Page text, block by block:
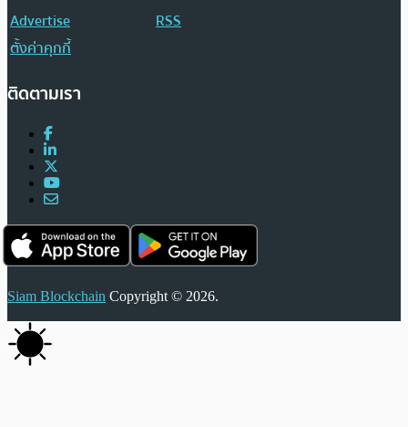
Advertise
RSS
ตั้งค่าคุกกี้
ติดตามเรา
Siam Blockchain Copyright © 2026.